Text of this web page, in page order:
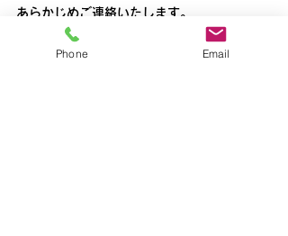
あらかじめご連絡いたします。
Phone Email